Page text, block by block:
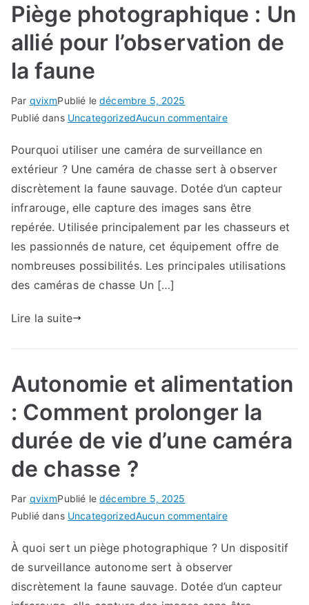
Piège photographique : Un
allié pour l’observation de
la faune
Par qvixmPublié ledécembre 5, 2025
Publié dans UncategorizedAucun commentairesur
photographique
Un
allié
pour
de
la
Pourquoi utiliser une caméra de surveillance en
extérieur ? Une caméra de chasse sert à observer
discrètement la faune sauvage. Dotée d’un capteur
infrarouge, elle capture des images sans être
repérée. Utilisée principalement par les chasseurs et
les passionnés de nature, cet équipement offre de
nombreuses possibilités. Les principales utilisations
des caméras de chasse Un […]
Lire la suite
Autonomie et alimentation
: Comment prolonger la
durée de vie d’une caméra
de chasse ?
Par qvixmPublié ledécembre 5, 2025
Publié dans UncategorizedAucun commentairesur
et
alimentation
:
Comment
À quoi sert un piège photographique ? Un dispositif
de surveillance autonome sert à observer
discrètement la faune sauvage. Dotée d’un capteur